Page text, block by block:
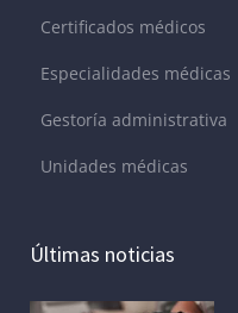
Certificados médicos
Especialidades médicas
Gestoría administrativa
Unidades médicas
Últimas noticias